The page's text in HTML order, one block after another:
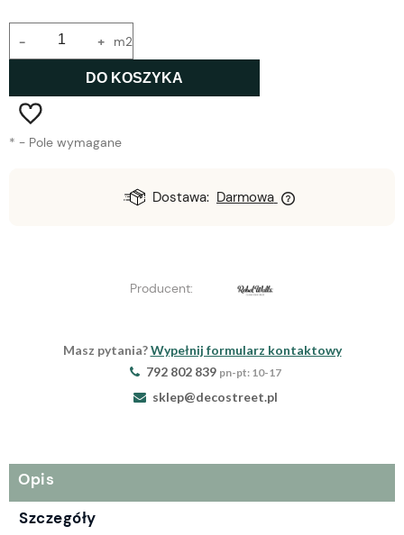
+
- m2
DO KOSZYKA
* - Pole wymagane
Dostawa: Darmowa
Producent:
Masz pytania?Wypełnij formularz kontaktowy
792 802 839 pn-pt: 10-17
sklep@decostreet.pl
Opis
Szczegóły